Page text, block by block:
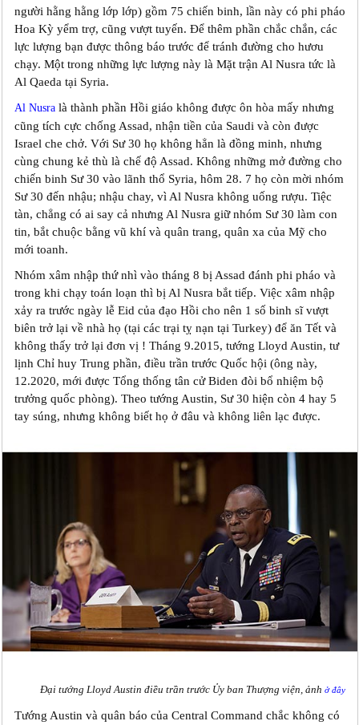
người hằng hằng lớp lớp) gồm 75 chiến binh, lần này có phi pháo
Hoa Kỳ yểm trợ, cũng vượt tuyến. Để thêm phần chắc chắn, các
lực lượng bạn được thông báo trước để tránh đường cho hươu
chạy. Một trong những lực lượng này là Mặt trận Al Nusra tức là
Al Qaeda tại Syria.
Al Nusralà thành phần Hồi giáo không được ôn hòa mấy nhưng
cũng tích cực chống Assad, nhận tiền của Saudi và còn được
Israel che chở. Với Sư 30 họ không hẳn là đồng minh, nhưng
cùng chung kẻ thù là chế độ Assad. Không những mở đường cho
chiến binh Sư 30 vào lãnh thổ Syria, hôm 28. 7 họ còn mời nhóm
Sư 30 đến nhậu; nhậu chay, vì Al Nusra không uống rượu. Tiệc
tàn, chẳng có ai say cả nhưng Al Nusra giữ nhóm Sư 30 làm con
tin, bắt chuộc bằng vũ khí và quân trang, quân xa của Mỹ cho
mới toanh.
Nhóm xâm nhập thứ nhì vào tháng 8 bị Assad đánh phi pháo và
trong khi chạy toán loạn thì bị Al Nusra bắt tiếp. Việc xâm nhập
xảy ra trước ngày lễ Eid của đạo Hồi cho nên 1 số binh sĩ vượt
biên trở lại về nhà họ (tại các trại tỵ nạn tại Turkey) để ăn Tết và
không thấy trở lại đơn vị ! Tháng 9.2015, tướng Lloyd Austin, tư
lịnh Chỉ huy Trung phần, điều trần trước Quốc hội (ông này,
12.2020, mới được Tổng thống tân cử Biden đòi bổ nhiệm bộ
trưởng quốc phòng). Theo tướng Austin, Sư 30 hiện còn 4 hay 5
tay súng, nhưng không biết họ ở đâu và không liên lạc được.
Đại tướng Lloyd Austin điều trần trước Ủy ban Thượng viện, ảnh ở đây
Tướng Austin và quân báo của Central Command chắc không có